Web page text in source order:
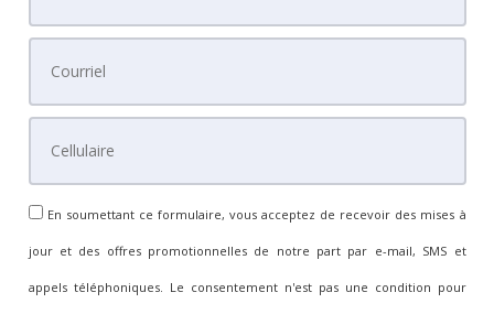
En soumettant ce formulaire, vous acceptez de recevoir des mises à
jour et des offres promotionnelles de notre part par e-mail, SMS et
appels téléphoniques. Le consentement n'est pas une condition pour